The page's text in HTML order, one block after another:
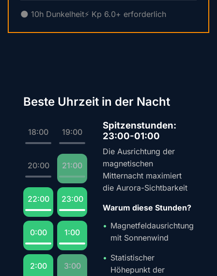
🌑 10h Dunkelheit⚡ Kp 6.0+ erforderlich
Beste Uhrzeit in der Nacht
18:00 19:00
20:00 21:00
22:00 23:00
0:00 1:00
2:00 3:00
Spitzenstunden:
23:00-01:00
Die Ausrichtung der
magnetischen
Mitternacht maximiert
die Aurora-Sichtbarkeit
Warum diese Stunden?
Magnetfeldausrichtung
mit Sonnenwind
Statistischer
Höhepunkt der